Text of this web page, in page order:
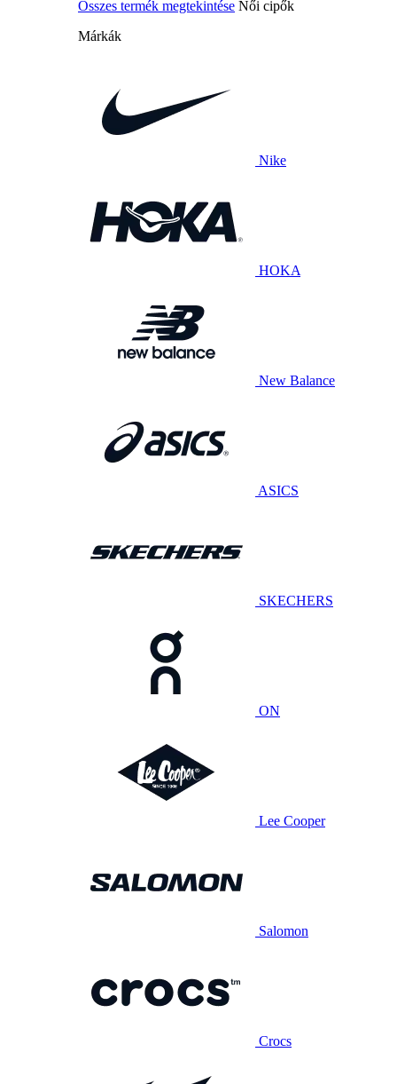
Összes termék megtekintése Női cipők
Márkák
Nike
HOKA
New Balance
ASICS
SKECHERS
ON
Lee Cooper
Salomon
Crocs